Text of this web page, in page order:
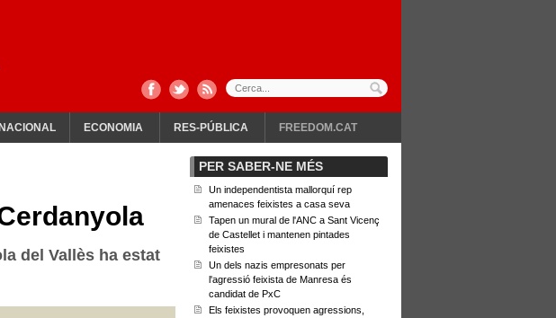
ECONOMIA RES-PÚBLICA FREEDOM.CAT
del Vallès ha estat
PER SABER-NE MÉS
Un independentista mallorquí rep
amenaces feixistes a casa seva
Tapen un mural de l'ANC a Sant Vicenç
de Castellet i mantenen pintades
feixistes
Un dels nazis empresonats per
l'agressió feixista de Manresa és
candidat de PxC
Els feixistes provoquen agressions,